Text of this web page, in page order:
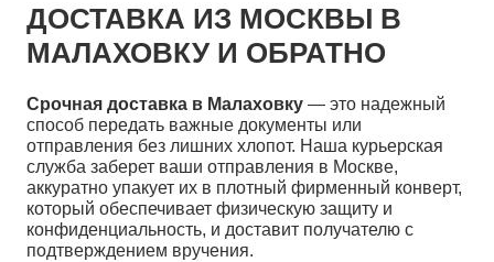
ДОСТАВКА ИЗ МОСКВЫ В
МАЛАХОВКУ И ОБРАТНО
Срочная доставка в Малаховку — это надежный
способ передать важные документы или
отправления без лишних хлопот. Наша курьерская
служба заберет ваши отправления в Москве,
аккуратно упакует их в плотный фирменный конверт,
который обеспечивает физическую защиту и
конфиденциальность, и доставит получателю с
подтверждением вручения.